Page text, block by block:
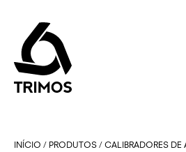
INÍCIO / PRODUTOS / CALIBRADORES DE